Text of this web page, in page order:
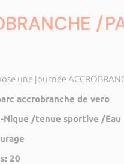
/
une journée
accrobranche de vero
Nique /tenue sportive /Eau
20